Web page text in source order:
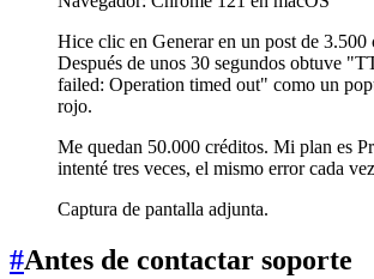
Hice clic en Generar en un post de 3.500
Después de unos 30 segundos obtuve
failed: Operation timed out" como un
rojo.
Me quedan 50.000 créditos. Mi plan es
intenté tres veces, el mismo error cada
Captura de pantalla adjunta.
#Antes de contactar soporte